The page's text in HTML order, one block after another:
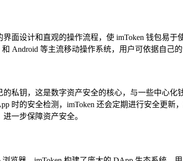
界面设计和直观的操作流程，使 imToken 钱包易
和 Android 等主流移动操作系统，用户可依据自
的私钥，这是数字资产安全的核心，与一些中心化
时的安全检测，imToken 还会定期进行安全更
一步保障资产安全。